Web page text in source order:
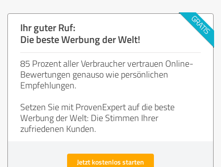
Ihr guter Ruf:
Die beste Werbung der Welt!
85 Prozent aller Verbraucher vertrauen Online-
Bewertungen genauso wie persönlichen
Empfehlungen.
Setzen Sie mit ProvenExpert auf die beste
Werbung der Welt: Die Stimmen Ihrer
zufriedenen Kunden.
Jetzt kostenlos starten